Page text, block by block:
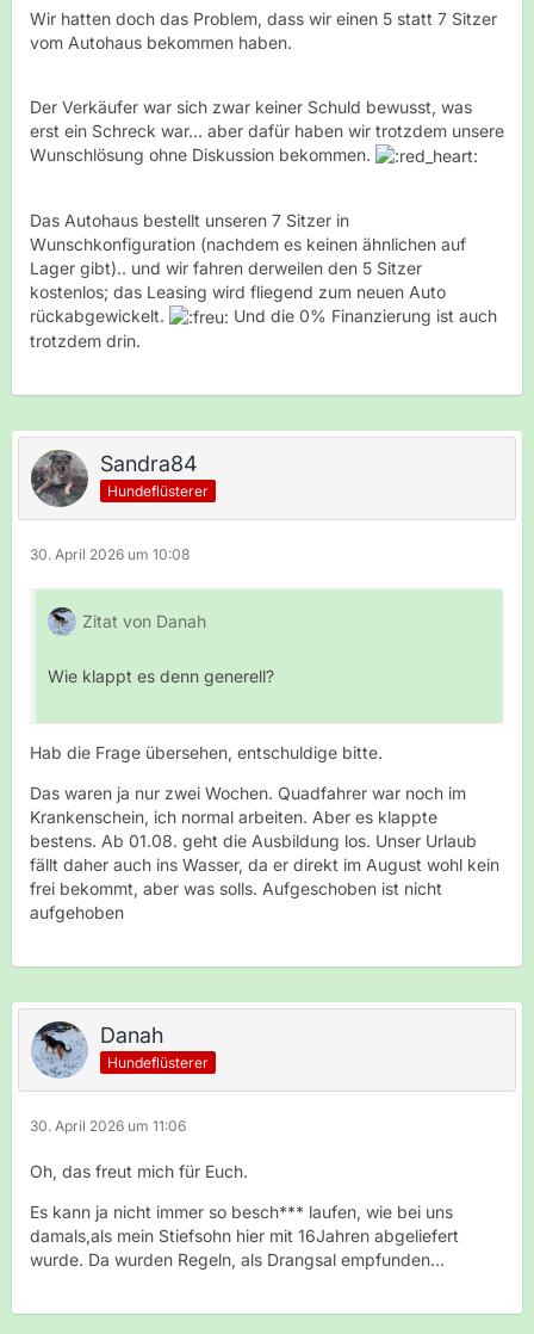
Wir hatten doch das Problem, dass wir einen 5 statt 7 Sitzer
vom Autohaus bekommen haben.
Der Verkäufer war sich zwar keiner Schuld bewusst, was
erst ein Schreck war… aber dafür haben wir trotzdem unsere
Wunschlösung ohne Diskussion bekommen.
Das Autohaus bestellt unseren 7 Sitzer in
Wunschkonfiguration (nachdem es keinen ähnlichen auf
Lager gibt).. und wir fahren derweilen den 5 Sitzer
kostenlos; das Leasing wird fliegend zum neuen Auto
rückabgewickelt.
Und die 0% Finanzierung ist auch
trotzdem drin.
Sandra84
Hundeflüsterer
30. April 2026 um 10:08
Zitat von Danah
Wie klappt es denn generell?
Hab die Frage übersehen, entschuldige bitte.
Das waren ja nur zwei Wochen. Quadfahrer war noch im
Krankenschein, ich normal arbeiten. Aber es klappte
bestens. Ab 01.08. geht die Ausbildung los. Unser Urlaub
fällt daher auch ins Wasser, da er direkt im August wohl kein
frei bekommt, aber was solls. Aufgeschoben ist nicht
aufgehoben
Danah
Hundeflüsterer
30. April 2026 um 11:06
Oh, das freut mich für Euch.
Es kann ja nicht immer so besch*** laufen, wie bei uns
damals,als mein Stiefsohn hier mit 16Jahren abgeliefert
wurde. Da wurden Regeln, als Drangsal empfunden...